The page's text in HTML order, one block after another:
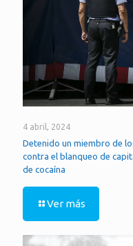
4 abril, 2024
Detenido un miembro de
contra el blanqueo de
de cocaína
Ver más